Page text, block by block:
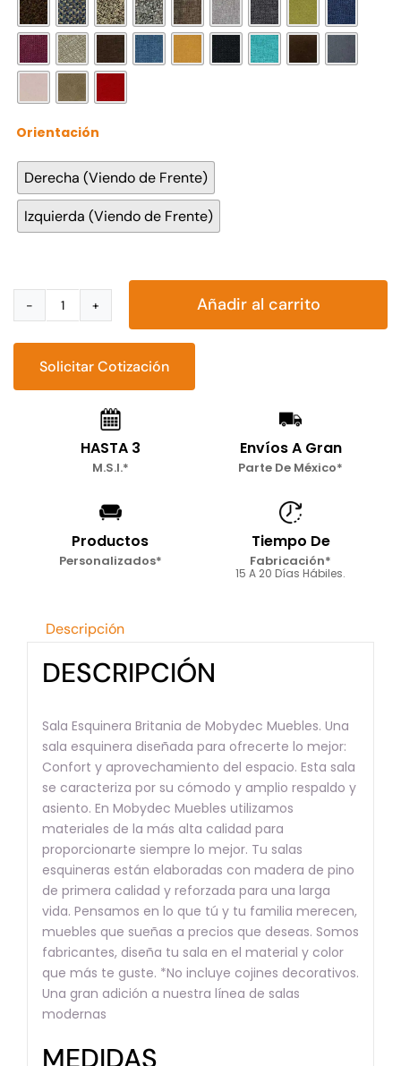
Orientación
Derecha (Viendo de Frente)
Izquierda (Viendo de Frente)
Sala
esquinera
Britania
3
piezas
cantidad
Añadir al carrito
Solicitar Cotización
HASTA 3
M.S.I.*
Envíos A Gran
Parte De México*
Productos
Personalizados*
Tiempo De
Fabricación*
15 A 20 Días Hábiles.
Descripción
DESCRIPCIÓN
Sala Esquinera Britania de Mobydec Muebles. Una
sala esquinera diseñada para ofrecerte lo mejor:
Confort y aprovechamiento del espacio. Esta sala
se caracteriza por su cómodo y amplio respaldo y
asiento. En Mobydec Muebles utilizamos
materiales de la más alta calidad para
proporcionarte siempre lo mejor. Tu salas
esquineras están elaboradas con madera de pino
de primera calidad y reforzada para una larga
vida. Pensamos en lo que tú y tu familia merecen,
muebles que sueñas a precios que deseas. Somos
fabricantes, diseña tu sala en el material y color
que más te guste. *No incluye cojines decorativos.
Una gran adición a nuestra línea de salas
modernas
MEDIDAS